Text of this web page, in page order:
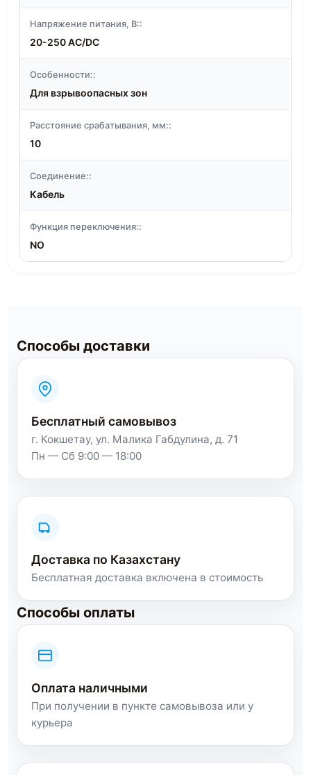
Напряжение питания, В::
20-250 AC/DC
Особенности::
Для взрывоопасных зон
Расстояние срабатывания, мм::
10
Соединение::
Кабель
Функция переключения::
NO
Способы доставки
Бесплатный самовывоз
г. Кокшетау, ул. Малика Габдулина, д. 71
Пн — Сб 9:00 — 18:00
Доставка по Казахстану
Бесплатная доставка включена в стоимость
Способы оплаты
Оплата наличными
При получении в пункте самовывоза или у
курьера